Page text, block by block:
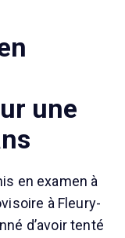
une
en examen à
à Fleury-
d’avoir tenté